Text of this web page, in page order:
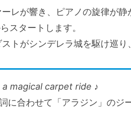
ーレが響き、ピアノの旋律が
スタートします。
ストがシンデレラ城を駆け巡
a magical carpet ride ♪
に合わせて「アラジン」のジ